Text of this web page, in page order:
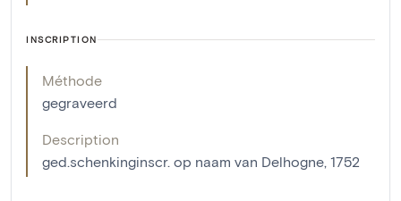
INSCRIPTION
Méthode
gegraveerd
Description
ged.schenkinginscr. op naam van Delhogne, 1752